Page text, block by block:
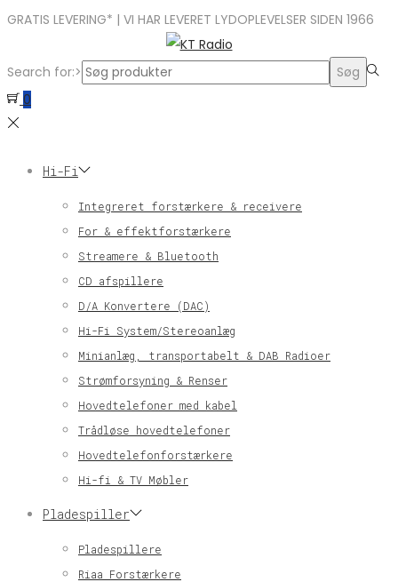
GRATIS LEVERING* | VI HAR LEVERET LYDOPLEVELSER SIDEN 1966
Search for:>
Søg
0
Hi-Fi
Integreret forstærkere & receivere
For & effektforstærkere
Streamere & Bluetooth
CD afspillere
D/A Konvertere (DAC)
Hi-Fi System/Stereoanlæg
Minianlæg, transportabelt & DAB Radioer
Strømforsyning & Renser
Hovedtelefoner med kabel
Trådløse hovedtelefoner
Hovedtelefonforstærkere
Hi-fi & TV Møbler
Pladespiller
Pladespillere
Riaa Forstærkere